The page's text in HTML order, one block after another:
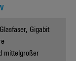
Gigabit
mittelgroßer